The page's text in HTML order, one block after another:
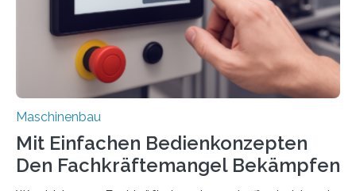
Maschinenbau
Mit Einfachen Bedienkonzepten
Den Fachkräftemangel Bekämpfen